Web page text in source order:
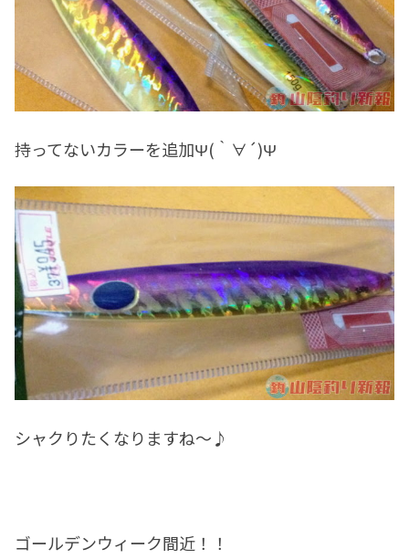
持ってないカラーを追加Ψ(｀∀´)Ψ
シャクりたくなりますね～♪
ゴールデンウィーク間近！！